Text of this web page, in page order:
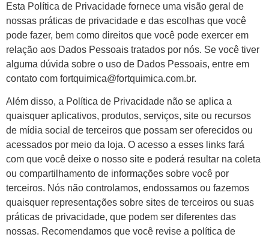
Esta Política de Privacidade fornece uma visão geral de
nossas práticas de privacidade e das escolhas que você
pode fazer, bem como direitos que você pode exercer em
relação aos Dados Pessoais tratados por nós. Se você tiver
alguma dúvida sobre o uso de Dados Pessoais, entre em
contato com fortquimica@fortquimica.com.br.
Além disso, a Política de Privacidade não se aplica a
quaisquer aplicativos, produtos, serviços, site ou recursos
de mídia social de terceiros que possam ser oferecidos ou
acessados por meio da loja. O acesso a esses links fará
com que você deixe o nosso site e poderá resultar na coleta
ou compartilhamento de informações sobre você por
terceiros. Nós não controlamos, endossamos ou fazemos
quaisquer representações sobre sites de terceiros ou suas
práticas de privacidade, que podem ser diferentes das
nossas. Recomendamos que você revise a política de